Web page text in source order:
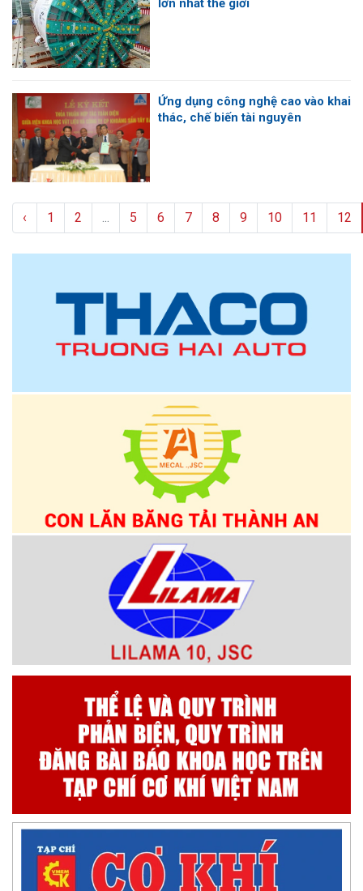
lớn nhất thế giới
Ứng dụng công nghệ cao vào khai
thác, chế biến tài nguyên
‹ 1 2 ... 5 6 7 8 9 10 11 12